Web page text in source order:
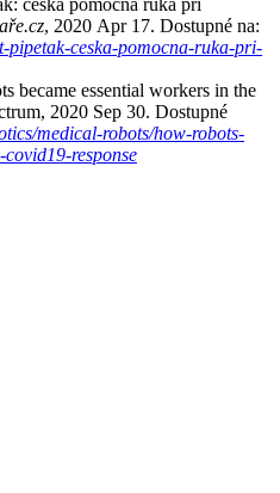
česká pomocná ruka při
, 2020 Apr 17. Dostupné na:
pipetak-ceska-pomocna-ruka-pri-
became essential workers in the
2020 Sep 30. Dostupné
medical-robots/how-robots-
response